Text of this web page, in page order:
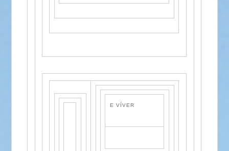
E VÍVER